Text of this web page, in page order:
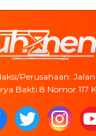
Perusahaan:
Bakti 8 Nomor 117